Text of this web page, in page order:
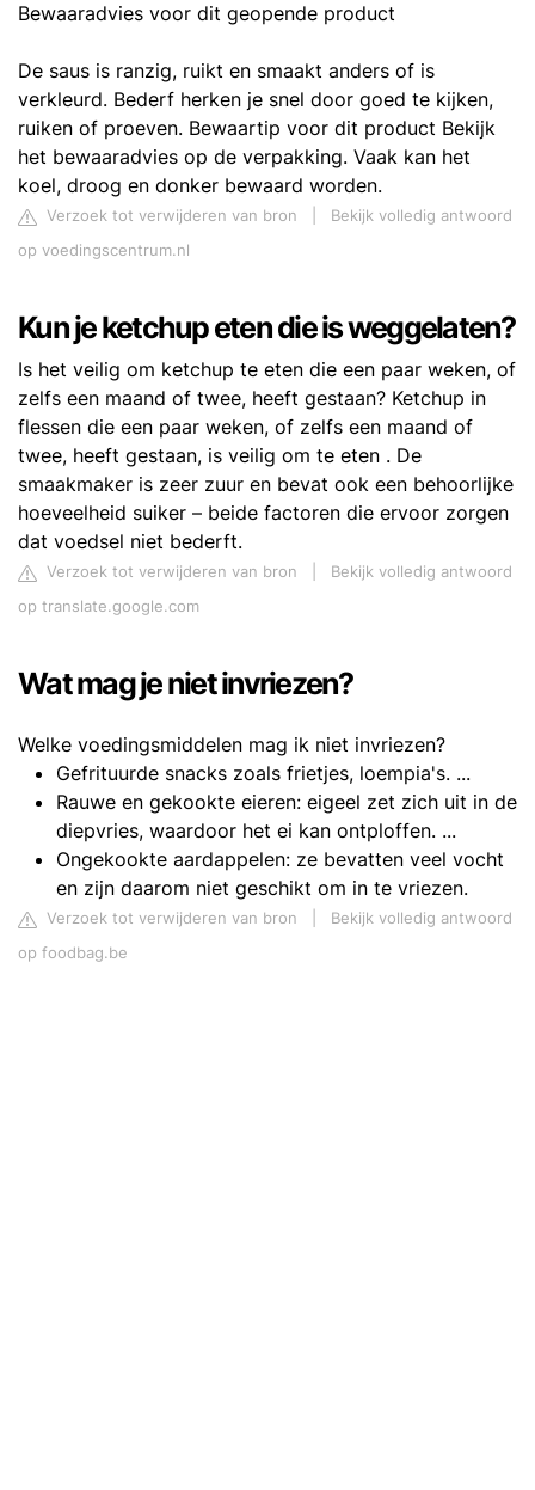
Bewaaradvies voor dit geopende product
De saus is ranzig, ruikt en smaakt anders of is
verkleurd. Bederf herken je snel door goed te kijken,
ruiken of proeven. Bewaartip voor dit product Bekijk
het bewaaradvies op de verpakking. Vaak kan het
koel, droog en donker bewaard worden.
Verzoek tot verwijderen van bron
Bekijk volledig antwoord
op voedingscentrum.nl
Kun je ketchup eten die is weggelaten?
Is het veilig om ketchup te eten die een paar weken, of
zelfs een maand of twee, heeft gestaan? Ketchup in
flessen die een paar weken, of zelfs een maand of
twee, heeft gestaan, is veilig om te eten . De
smaakmaker is zeer zuur en bevat ook een behoorlijke
hoeveelheid suiker – beide factoren die ervoor zorgen
dat voedsel niet bederft.
Verzoek tot verwijderen van bron
Bekijk volledig antwoord
op translate.google.com
Wat mag je niet invriezen?
Welke voedingsmiddelen mag ik niet invriezen?
Gefrituurde snacks zoals frietjes, loempia's. ...
Rauwe en gekookte eieren: eigeel zet zich uit in de
diepvries, waardoor het ei kan ontploffen. ...
Ongekookte aardappelen: ze bevatten veel vocht
en zijn daarom niet geschikt om in te vriezen.
Verzoek tot verwijderen van bron
Bekijk volledig antwoord
op foodbag.be